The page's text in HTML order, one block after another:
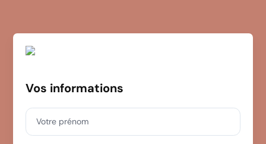
Vos informations
Votre prénom